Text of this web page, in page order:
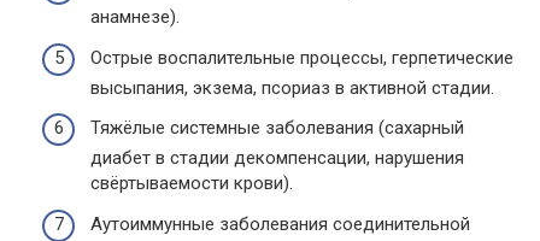
анамнезе).
Острые воспалительные процессы, герпетические
высыпания, экзема, псориаз в активной стадии.
Тяжёлые системные заболевания (сахарный
диабет в стадии декомпенсации, нарушения
свёртываемости крови).
Аутоиммунные заболевания соединительной